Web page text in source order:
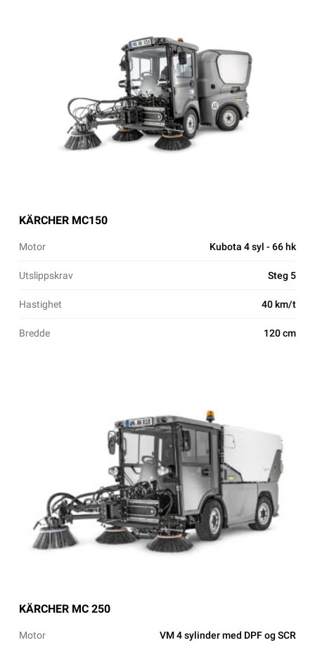
KÄRCHER MC150
Motor Kubota 4 syl - 66 hk
Utslippskrav Steg 5
Hastighet 40 km/t
Bredde 120 cm
KÄRCHER MC 250
Motor VM 4 sylinder med DPF og SCR